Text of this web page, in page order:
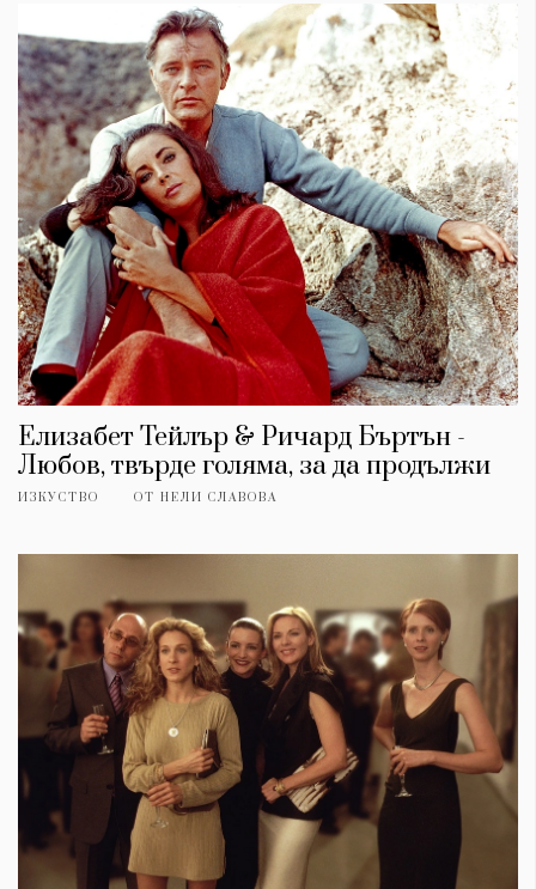
Елизабет Тейлър & Ричард Бъртън -
Любов, твърде голяма, за да продължи
ИЗКУСТВО ОТ НЕЛИ СЛАВОВА